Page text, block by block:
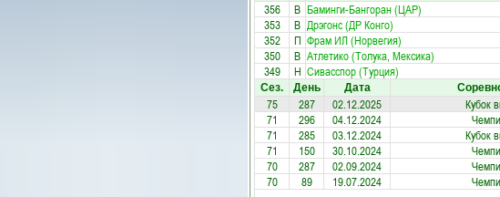
356 В Баминги-Бангоран (ЦАР)
353 В Дрэгонс (ДР Конго)
352 П Фрам ИЛ (Норвегия)
350 В Атлетико (Толука, Мексика)
349 Н Сивасспор (Турция)
Сез.
День Дата
75 287 02.12.2025 Кубок
71 296 04.12.2024
71 285 03.12.2024 Кубок
71 150 30.10.2024
70 287 02.09.2024
70 89 19.07.2024